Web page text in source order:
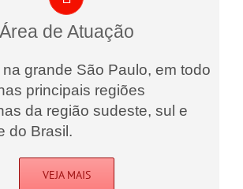
Área de Atuação
grande São Paulo, em todo
principais regiões
da região sudeste, sul e
do Brasil.
VEJA MAIS